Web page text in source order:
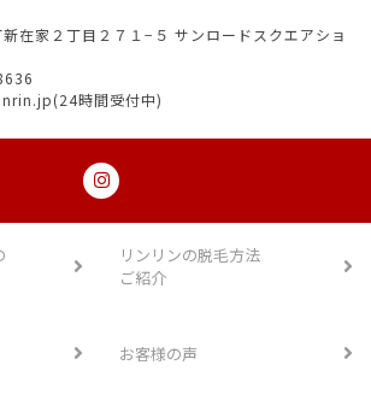
在家２丁目２７１−５ サンロードスクエアショ
時間受付中)
リンリンの脱毛方法
ご紹介
お客様の声